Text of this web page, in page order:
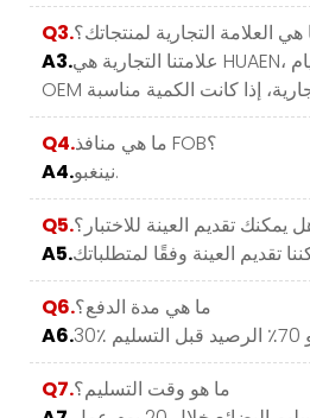
Q3.هي العلامة التجارية لمنتجاتك؟
A3.علامتنا التجارية هي HUAEN، وهي قادرة على القيام
Q4.
ما هي منافذ FOB؟
A4.
نينغبو.
Q5.يمكنك تقديم العينة للاختبار؟
A5.
Q6.ما هي مدة الدفع؟
A6.
Q7.ما هو وقت التسليم؟